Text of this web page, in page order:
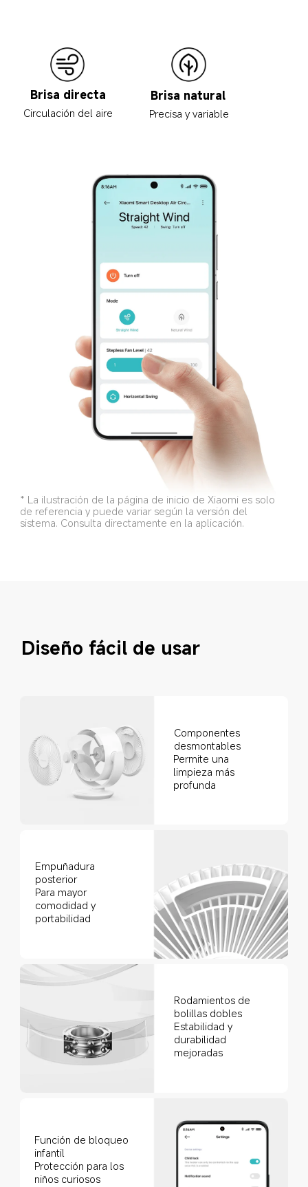
Brisa directa
Circulación del aire
Brisa natural
Precisa y variable
* La ilustración de la página de inicio de Xiaomi es solo
de referencia y puede variar según la versión del
sistema. Consulta directamente en la aplicación.
Diseño fácil de usar
Componentes
desmontables
Permite una
limpieza más
profunda
Empuñadura
posterior
Para mayor
comodidad y
portabilidad
Rodamientos de
bolillas dobles
Estabilidad y
durabilidad
mejoradas
Función de bloqueo
infantil
Protección para los
niños curiosos